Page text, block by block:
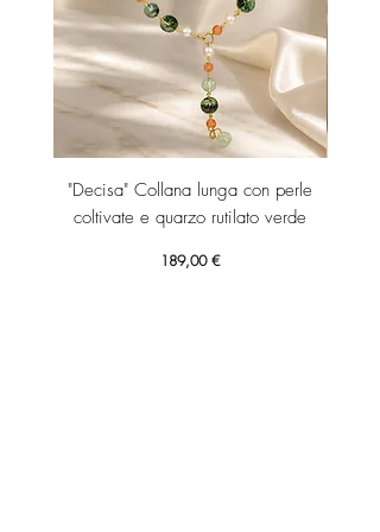
"Decisa" Collana lunga con perle
coltivate e quarzo rutilato verde
Prezzo
189,00 €